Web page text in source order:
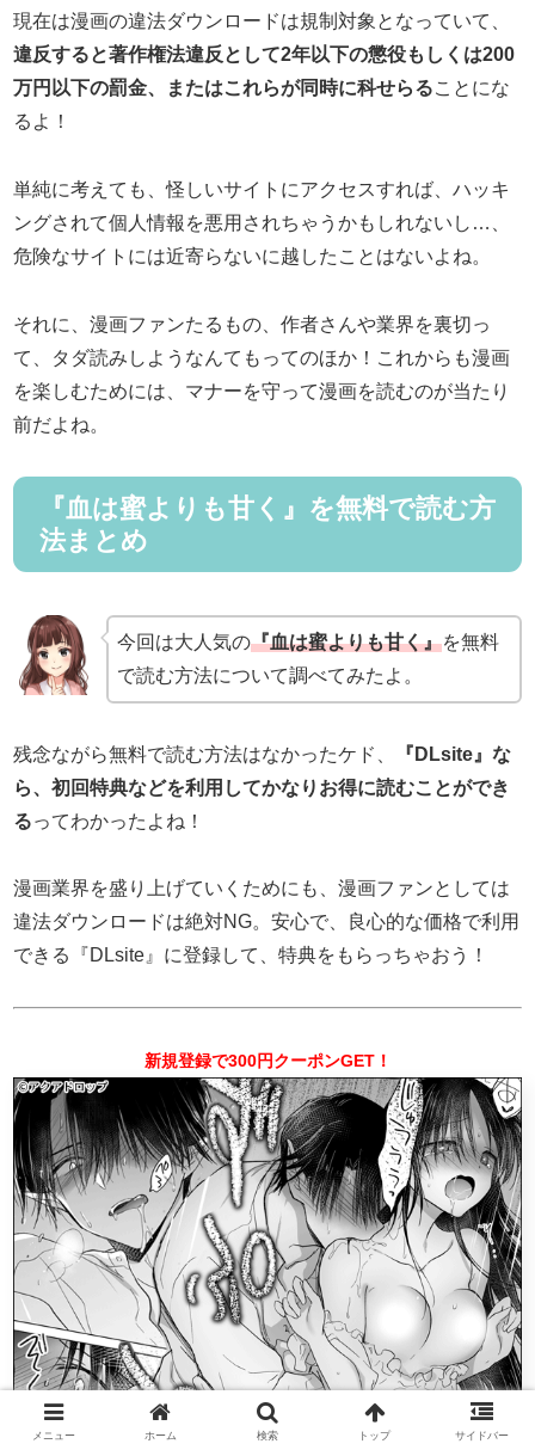
現在は漫画の違法ダウンロードは規制対象となっていて、
違反すると著作権法違反として2年以下の懲役もしくは200
万円以下の罰金、またはこれらが同時に科せらることにな
るよ！
単純に考えても、怪しいサイトにアクセスすれば、ハッキ
ングされて個人情報を悪用されちゃうかもしれないし…、
危険なサイトには近寄らないに越したことはないよね。
それに、漫画ファンたるもの、作者さんや業界を裏切っ
て、タダ読みしようなんてもってのほか！これからも漫画
を楽しむためには、マナーを守って漫画を読むのが当たり
前だよね。
『血は蜜よりも甘く』を無料で読む方
法まとめ
今回は大人気の『血は蜜よりも甘く』を無料
で読む方法について調べてみたよ。
残念ながら無料で読む方法はなかったケド、
『DLsite』な
ら、初回特典などを利用してかなりお得に読むことができ
るってわかったよね！
漫画業界を盛り上げていくためにも、漫画ファンとしては
違法ダウンロードは絶対NG。安心で、良心的な価格で利用
できる『DLsite』に登録して、特典をもらっちゃおう！
新規登録で300円クーポンGET！
メニュー ホーム 検索 トップ サイドバー